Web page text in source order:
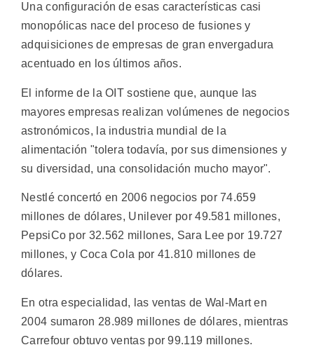
Una configuración de esas características casi
monopólicas nace del proceso de fusiones y
adquisiciones de empresas de gran envergadura
acentuado en los últimos años.
El informe de la OIT sostiene que, aunque las
mayores empresas realizan volúmenes de negocios
astronómicos, la industria mundial de la
alimentación "tolera todavía, por sus dimensiones y
su diversidad, una consolidación mucho mayor".
Nestlé concertó en 2006 negocios por 74.659
millones de dólares, Unilever por 49.581 millones,
PepsiCo por 32.562 millones, Sara Lee por 19.727
millones, y Coca Cola por 41.810 millones de
dólares.
En otra especialidad, las ventas de Wal-Mart en
2004 sumaron 28.989 millones de dólares, mientras
Carrefour obtuvo ventas por 99.119 millones.